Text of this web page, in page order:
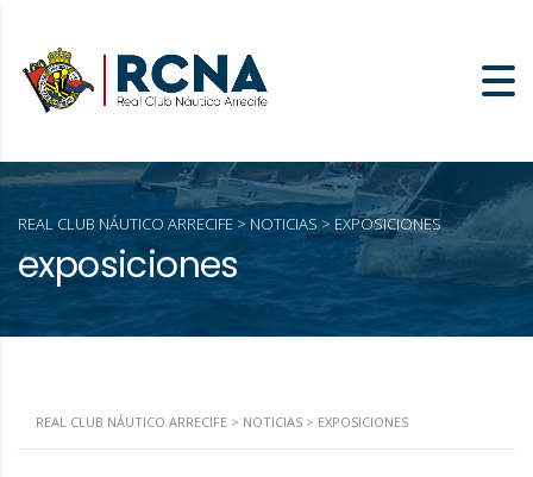
exposiciones
REAL CLUB NÁUTICO ARRECIFE > NOTICIAS > EXPOSICIONES
REAL CLUB NÁUTICO ARRECIFE > NOTICIAS > EXPOSICIONES